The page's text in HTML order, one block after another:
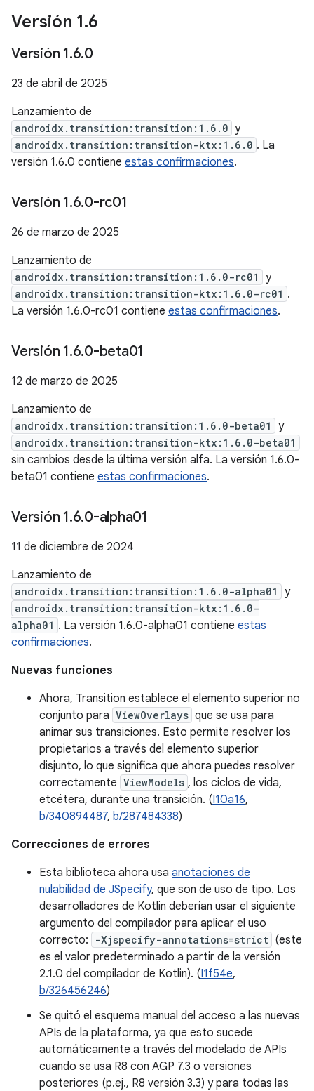
Versión 1.6
Versión 1.6.0
23 de abril de 2025
Lanzamiento de
androidx.transition:transition:1.6.0 y
androidx.transition:transition-ktx:1.6.0 . La
versión 1.6.0 contiene estas confirmaciones.
Versión 1.6.0-rc01
26 de marzo de 2025
Lanzamiento de
androidx.transition:transition:1.6.0-rc01 y
androidx.transition:transition-ktx:1.6.0-rc01 .
La versión 1.6.0-rc01 contiene estas confirmaciones.
Versión 1.6.0-beta01
12 de marzo de 2025
Lanzamiento de
androidx.transition:transition:1.6.0-beta01 y
androidx.transition:transition-ktx:1.6.0-beta01
sin cambios desde la última versión alfa. La versión 1.6.0-
beta01 contiene estas confirmaciones.
Versión 1.6.0-alpha01
11 de diciembre de 2024
Lanzamiento de
androidx.transition:transition:1.6.0-alpha01 y
androidx.transition:transition-ktx:1.6.0-
alpha01 . La versión 1.6.0-alpha01 contiene estas
confirmaciones.
Nuevas funciones
Ahora, Transition establece el elemento superior no
conjunto para ViewOverlays que se usa para
animar sus transiciones. Esto permite resolver los
propietarios a través del elemento superior
disjunto, lo que significa que ahora puedes resolver
correctamente ViewModels , los ciclos de vida,
etcétera, durante una transición. (I10a16,
b/340894487, b/287484338)
Correcciones de errores
Esta biblioteca ahora usa anotaciones de
nulabilidad de JSpecify, que son de uso de tipo. Los
desarrolladores de Kotlin deberían usar el siguiente
argumento del compilador para aplicar el uso
correcto:
-Xjspecify-annotations=strict (este
es el valor predeterminado a partir de la versión
2.1.0 del compilador de Kotlin). (I1f54e,
b/326456246)
Se quitó el esquema manual del acceso a las nuevas
APIs de la plataforma, ya que esto sucede
automáticamente a través del modelado de APIs
cuando se usa R8 con AGP 7.3 o versiones
posteriores (p.ej., R8 versión 3.3) y para todas las